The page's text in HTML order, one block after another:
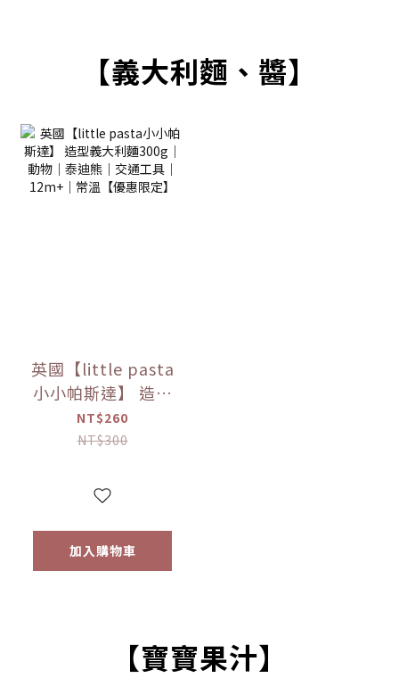
【義大利麵、醬】
英國【little pasta
小小帕斯達】 造型
義大利麵300g｜動
物｜泰迪熊｜交通
【優惠限定】
NT$260
NT$300
加入購物車
【寶寶果汁】